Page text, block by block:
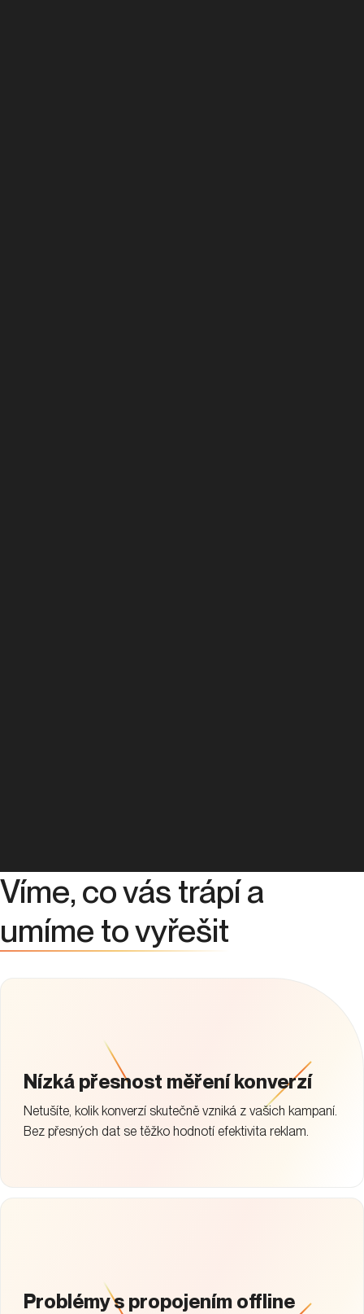
Víme, co vás trápí a
umíme to vyřešit
Nízká přesnost měření konverzí
Netušíte, kolik konverzí skutečně vzniká z vašich kampaní.
Bez přesných dat se těžko hodnotí efektivita reklam.
Problémy s propojením offline